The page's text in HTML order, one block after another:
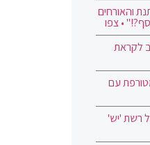
והאורחים
• צפו
לקראת
עם
רשת 'יש'